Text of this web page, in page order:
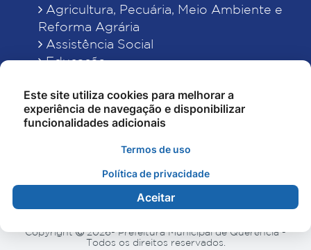
Agricultura, Pecuária, Meio Ambiente e
Reforma Agrária
Assistência Social
Educação
Finanças
Indústria, Comércio, Turismo, Ciência e
Tecnologia
Obras Públicas, Estradas e Rodagens
Saúde
Copyright
2026- Prefeitura Municipal de Querência -
Todos os direitos reservados.
Este site utiliza cookies para melhorar a
experiência de navegação e disponibilizar
funcionalidades adicionais
Termos de uso
Política de privacidade
Aceitar